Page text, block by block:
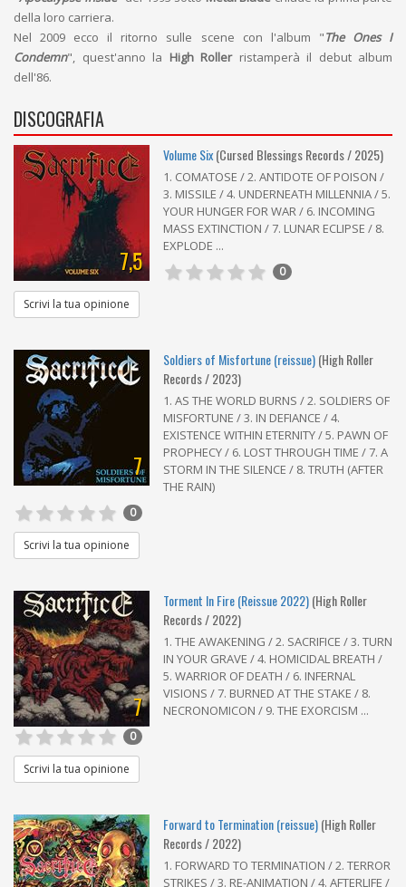
della loro carriera.
Nel 2009 ecco il ritorno sulle scene con l'album "The Ones I
Condemn", quest'anno la High Rollerristamperà il debut album
dell'86.
DISCOGRAFIA
7,5
Volume Six(Cursed Blessings Records / 2025)
1. COMATOSE / 2. ANTIDOTE OF POISON /
3. MISSILE / 4. UNDERNEATH MILLENNIA / 5.
YOUR HUNGER FOR WAR / 6. INCOMING
MASS EXTINCTION / 7. LUNAR ECLIPSE / 8.
EXPLODE ...
0
Scrivi la tua opinione
7
Soldiers of Misfortune (reissue)(High Roller
Records / 2023)
1. AS THE WORLD BURNS / 2. SOLDIERS OF
MISFORTUNE / 3. IN DEFIANCE / 4.
EXISTENCE WITHIN ETERNITY / 5. PAWN OF
PROPHECY / 6. LOST THROUGH TIME / 7. A
STORM IN THE SILENCE / 8. TRUTH (AFTER
THE RAIN)
0
Scrivi la tua opinione
7
Torment In Fire (Reissue 2022)(High Roller
Records / 2022)
1. THE AWAKENING / 2. SACRIFICE / 3. TURN
IN YOUR GRAVE / 4. HOMICIDAL BREATH /
5. WARRIOR OF DEATH / 6. INFERNAL
VISIONS / 7. BURNED AT THE STAKE / 8.
NECRONOMICON / 9. THE EXORCISM ...
0
Scrivi la tua opinione
Forward to Termination (reissue)(High Roller
Records / 2022)
1. FORWARD TO TERMINATION / 2. TERROR
STRIKES / 3. RE-ANIMATION / 4. AFTERLIFE /